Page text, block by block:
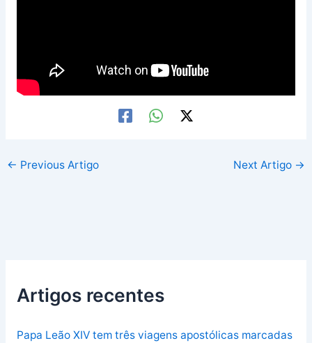
← Previous Artigo Next Artigo →
Artigos recentes
Papa Leão XIV tem três viagens apostólicas marcadas